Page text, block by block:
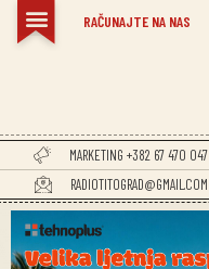
RAČUNAJTE NA NAS
MARKETING +382 67 470 047
RADIOTITOGRAD@GMAIL.COM